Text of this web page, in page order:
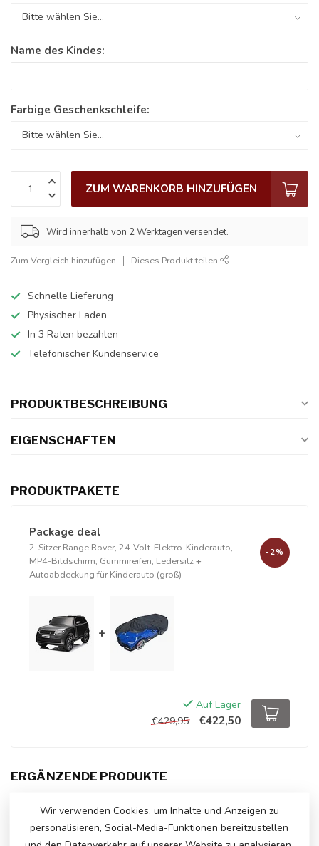
Name des Kindes:
Farbige Geschenkschleife:
ZUM WARENKORB HINZUFÜGEN
Wird innerhalb von 2 Werktagen versendet.
Zum Vergleich hinzufügen Dieses Produkt teilen
Schnelle Lieferung
Physischer Laden
In 3 Raten bezahlen
Telefonischer Kundenservice
PRODUKTBESCHREIBUNG
EIGENSCHAFTEN
PRODUKTPAKETE
Package deal
2-Sitzer Range Rover, 24-Volt-Elektro-Kinderauto,
MP4-Bildschirm, Gummireifen, Ledersitz+
Autoabdeckung für Kinderauto (groß)
-2%
+
Auf Lager
€429,95
€422,50
ERGÄNZENDE PRODUKTE
Range Rover Evoque, 12-Volt-
Kinderauto
Auf Lager
€239,00
Wir verwenden Cookies, um Inhalte und Anzeigen zu
personalisieren, Social-Media-Funktionen bereitzustellen